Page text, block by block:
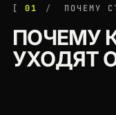
01 ПОЧЕМУ
ПОЧЕМУ
УХОДЯТ